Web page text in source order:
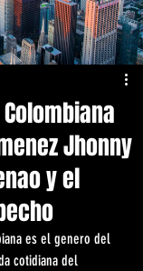
Jhonny
y el
es el genero del
cotidiana del